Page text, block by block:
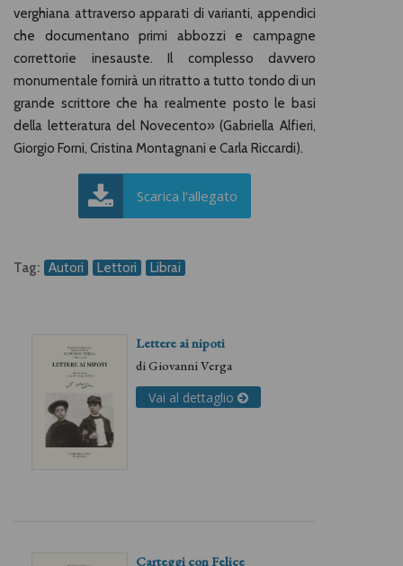
verghiana attraverso apparati di varianti, appendici
che documentano primi abbozzi e campagne
correttorie inesauste. Il complesso davvero
monumentale fornirà un ritratto a tutto tondo di un
grande scrittore che ha realmente posto le basi
della letteratura del Novecento» (Gabriella Alfieri,
Giorgio Forni, Cristina Montagnani e Carla Riccardi).
Scarica l'allegato
Tag: Autori Lettori Librai
Lettere ai nipoti
diGiovanni Verga
Vai al dettaglio
Carteggi con Felice